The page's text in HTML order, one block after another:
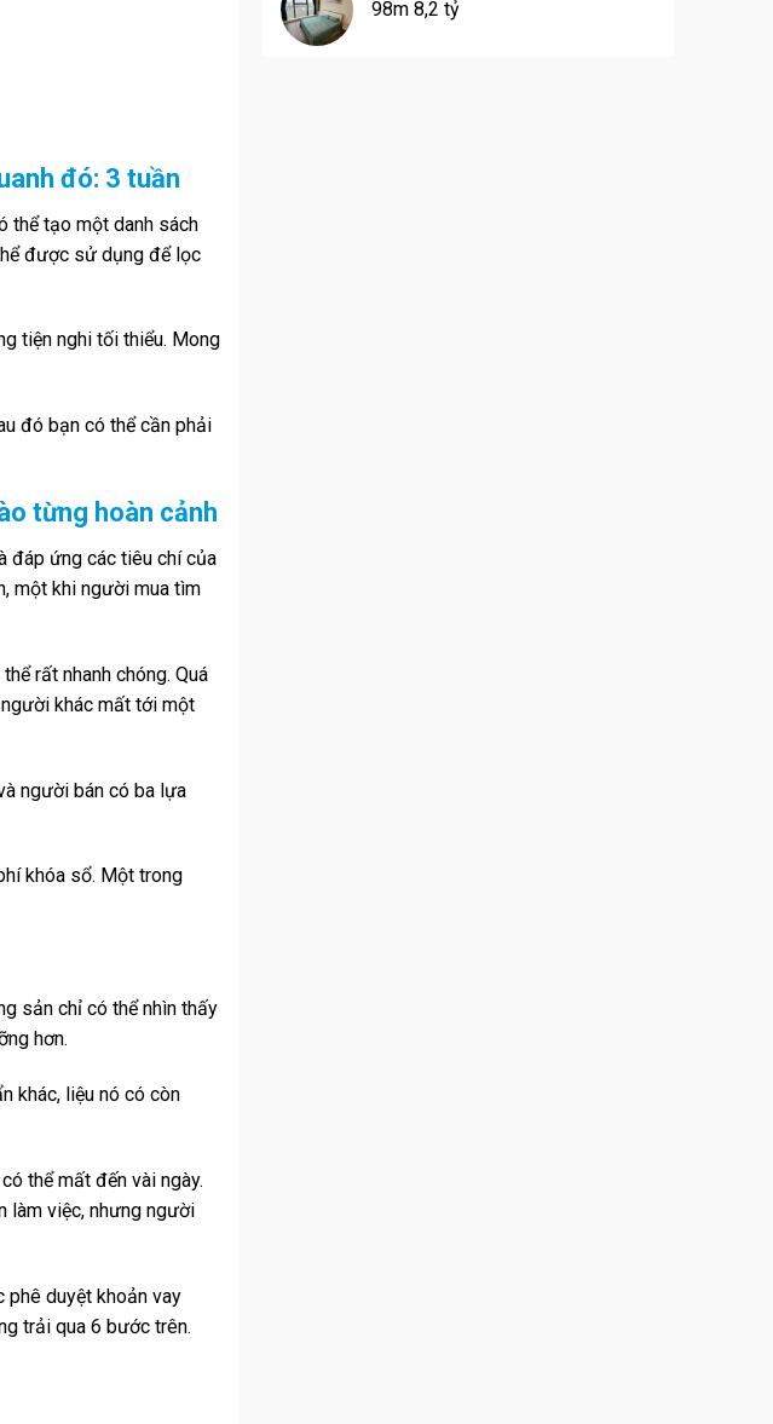
đó: 3 tuần
thể tạo một danh sách
được sử dụng để lọc
tiện nghi tối thiểu. Mong
đó bạn có thể cần phải
từng hoàn cảnh
đáp ứng các tiêu chí của
một khi người mua tìm
rất nhanh chóng. Quá
khác mất tới một
người bán có ba lựa
khóa sổ. Một trong
sản chỉ có thể nhìn thấy
hơn.
khác, liệu nó có còn
thể mất đến vài ngày.
làm việc, nhưng người
phê duyệt khoản vay
trải qua 6 bước trên.
98m 8,2 tỷ